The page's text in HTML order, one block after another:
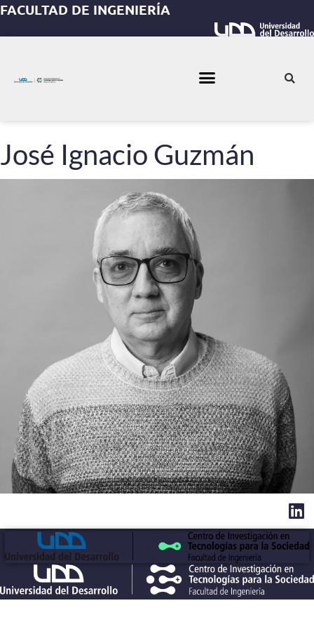
FACULTAD DE INGENIERÍA
José Ignacio Guzmán